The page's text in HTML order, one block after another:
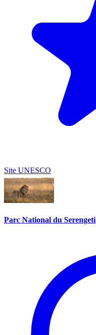
Site UNESCO
Parc National du Serengeti